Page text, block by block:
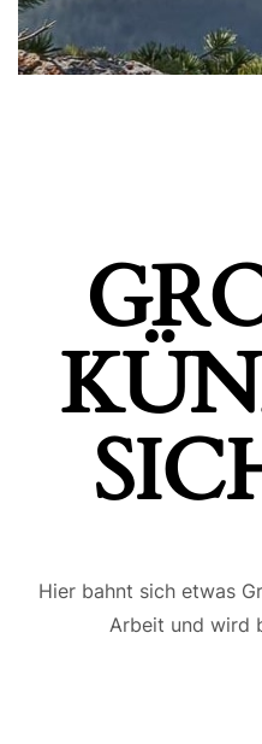
Hier bahnt sich etwas
Arbeit und wird